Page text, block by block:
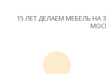
15 ЛЕТ ДЕЛАЕМ МЕБЕЛЬ